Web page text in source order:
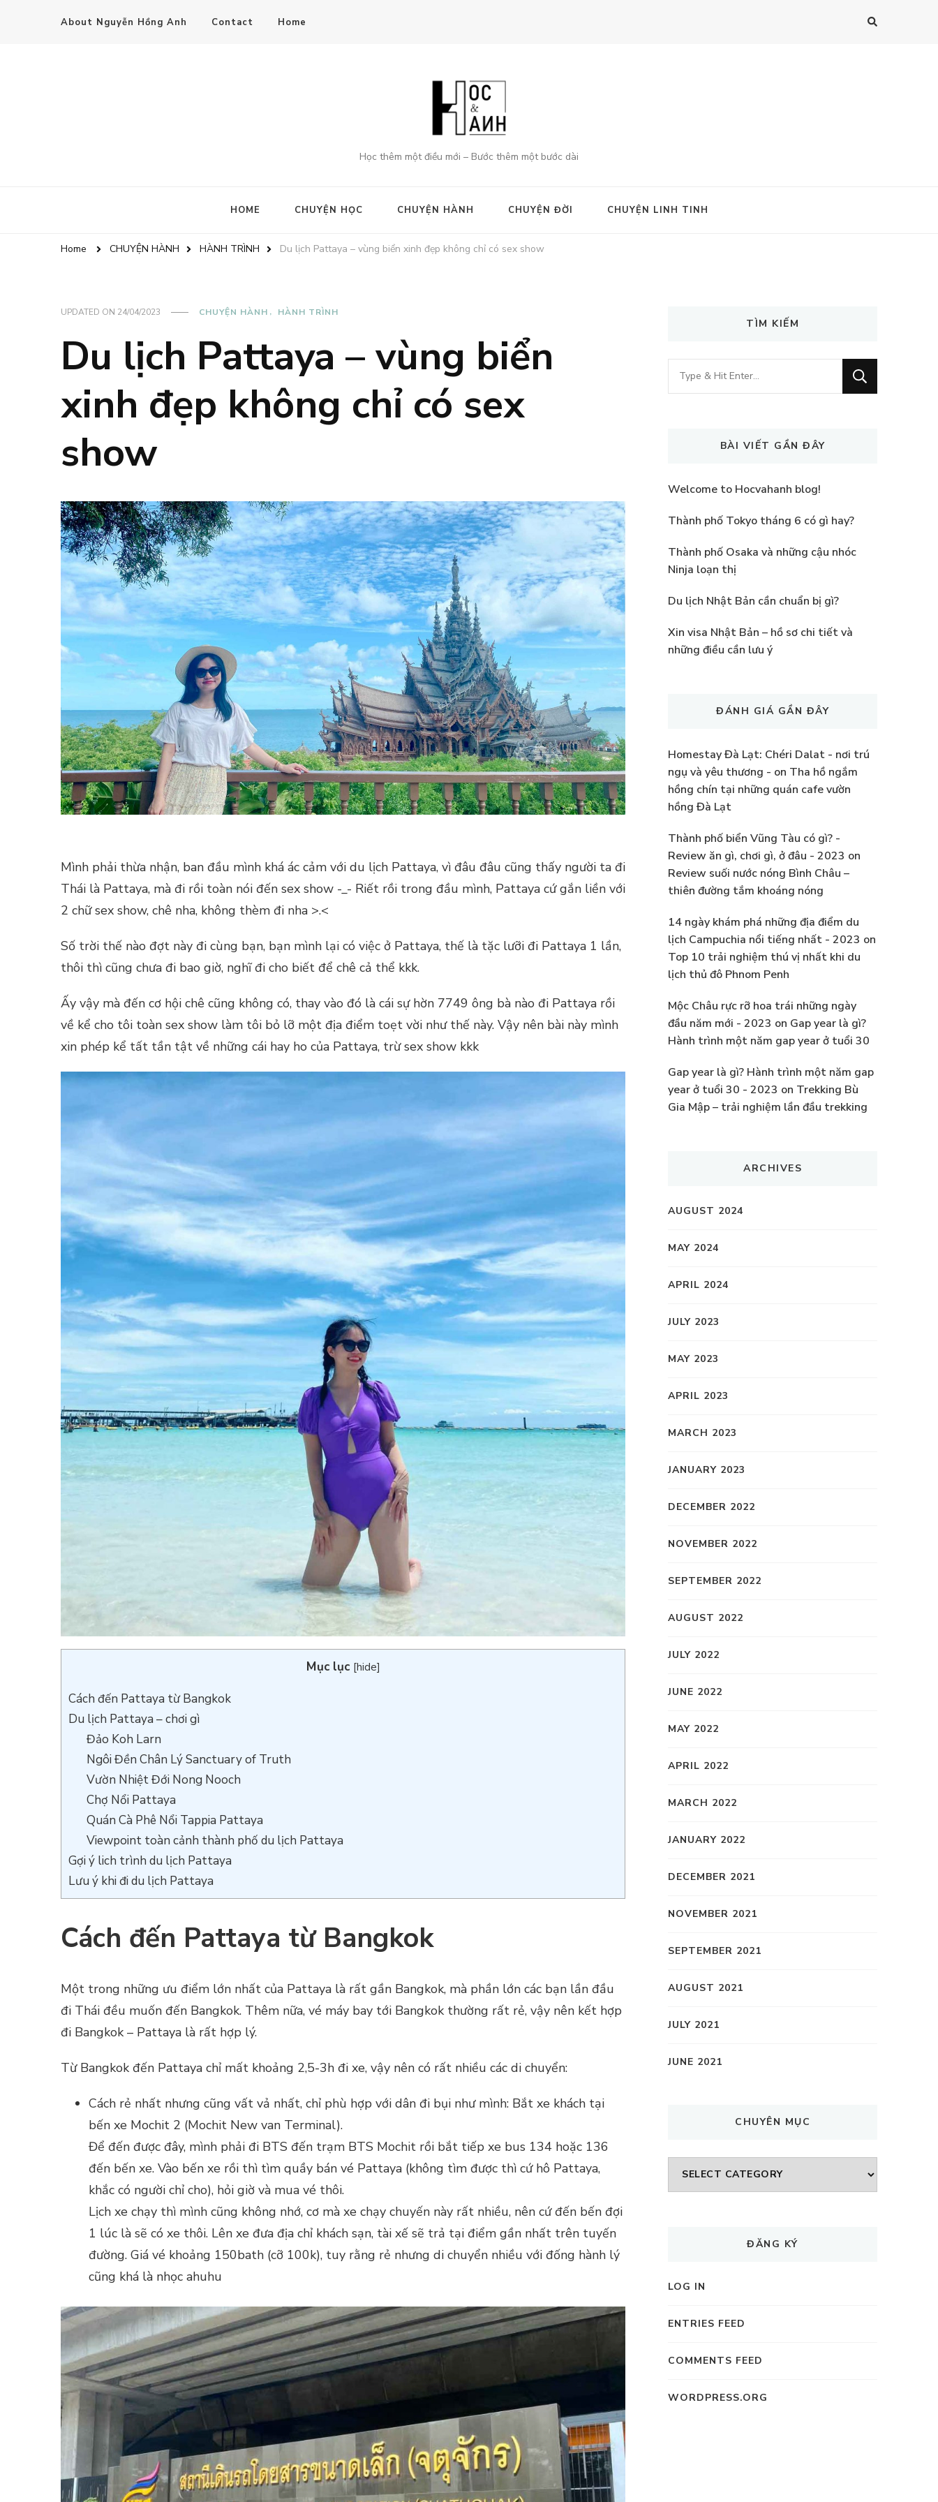
About Nguyễn Hồng Anh Contact Home
Học thêm một điều mới – Bước thêm một bước dài
HOME CHUYỆN HỌC CHUYỆN HÀNH CHUYỆN ĐỜI CHUYỆN LINH TINH
Home CHUYỆN HÀNH HÀNH TRÌNH Du lịch Pattaya – vùng biển xinh đẹp không chỉ có sex show
UPDATED ON 24/04/2023 CHUYỆN HÀNH HÀNH TRÌNH
Du lịch Pattaya – vùng biển
xinh đẹp không chỉ có sex
show
Mình phải thừa nhận, ban đầu mình khá ác cảm với du lịch Pattaya, vì đâu đâu cũng thấy người ta đi
Thái là Pattaya, mà đi rồi toàn nói đến sex show -_- Riết rồi trong đầu mình, Pattaya cứ gắn liền với
2 chữ sex show, chê nha, không thèm đi nha >.<
Số trời thế nào đợt này đi cùng bạn, bạn mình lại có việc ở Pattaya, thế là tặc lưỡi đi Pattaya 1 lần,
thôi thì cũng chưa đi bao giờ, nghĩ đi cho biết để chê cả thể kkk.
Ấy vậy mà đến cơ hội chê cũng không có, thay vào đó là cái sự hờn 7749 ông bà nào đi Pattaya rồi
về kể cho tôi toàn sex show làm tôi bỏ lỡ một địa điểm toẹt vời như thế này. Vậy nên bài này mình
xin phép kể tất tần tật về những cái hay ho của Pattaya, trừ sex show kkk
Mục lục [hide]
Cách đến Pattaya từ Bangkok
Du lịch Pattaya – chơi gì
Đảo Koh Larn
Ngôi Đền Chân Lý Sanctuary of Truth
Vườn Nhiệt Đới Nong Nooch
Chợ Nổi Pattaya
Quán Cà Phê Nổi Tappia Pattaya
Viewpoint toàn cảnh thành phố du lịch Pattaya
Gợi ý lich trình du lịch Pattaya
Lưu ý khi đi du lịch Pattaya
Cách đến Pattaya từ Bangkok
Một trong những ưu điểm lớn nhất của Pattaya là rất gần Bangkok, mà phần lớn các bạn lần đầu
đi Thái đều muốn đến Bangkok. Thêm nữa, vé máy bay tới Bangkok thường rất rẻ, vậy nên kết hợp
đi Bangkok – Pattaya là rất hợp lý.
Từ Bangkok đến Pattaya chỉ mất khoảng 2,5-3h đi xe, vậy nên có rất nhiều các di chuyển:
Cách rẻ nhất nhưng cũng vất vả nhất, chỉ phù hợp với dân đi bụi như mình: Bắt xe khách tại
bến xe Mochit 2 (Mochit New van Terminal).
Để đến được đây, mình phải đi BTS đến trạm BTS Mochit rồi bắt tiếp xe bus 134 hoặc 136
đến bến xe. Vào bến xe rồi thì tìm quầy bán vé Pattaya (không tìm được thì cứ hô Pattaya,
khắc có người chỉ cho), hỏi giờ và mua vé thôi.
Lịch xe chạy thì mình cũng không nhớ, cơ mà xe chạy chuyến này rất nhiều, nên cứ đến bến đợi
1 lúc là sẽ có xe thôi. Lên xe đưa địa chỉ khách sạn, tài xế sẽ trả tại điểm gần nhất trên tuyến
đường. Giá vé khoảng 150bath (cỡ 100k), tuy rằng rẻ nhưng di chuyển nhiều với đống hành lý
cũng khá là nhọc ahuhu
TÌM KIẾM
Looking
for
BÀI VIẾT GẦN ĐÂY
Welcome to Hocvahanh blog!
Thành phố Tokyo tháng 6 có gì hay?
Thành phố Osaka và những cậu nhóc
Ninja loạn thị
Du lịch Nhật Bản cần chuẩn bị gì?
Xin visa Nhật Bản – hồ sơ chi tiết và
những điều cần lưu ý
ĐÁNH GIÁ GẦN ĐÂY
Homestay Đà Lạt: Chéri Dalat - nơi trú
ngụ và yêu thương - on Tha hồ ngắm
hồng chín tại những quán cafe vườn
hồng Đà Lạt
Thành phố biển Vũng Tàu có gì? -
Review ăn gì, chơi gì, ở đâu - 2023 on
Review suối nước nóng Bình Châu –
thiên đường tắm khoáng nóng
14 ngày khám phá những địa điểm du
lịch Campuchia nổi tiếng nhất - 2023 on
Top 10 trải nghiệm thú vị nhất khi du
lịch thủ đô Phnom Penh
Mộc Châu rực rỡ hoa trái những ngày
đầu năm mới - 2023 on Gap year là gì?
Hành trình một năm gap year ở tuổi 30
Gap year là gì? Hành trình một năm gap
year ở tuổi 30 - 2023 on Trekking Bù
Gia Mập – trải nghiệm lần đầu trekking
ARCHIVES
AUGUST 2024
MAY 2024
APRIL 2024
JULY 2023
MAY 2023
APRIL 2023
MARCH 2023
JANUARY 2023
DECEMBER 2022
NOVEMBER 2022
SEPTEMBER 2022
AUGUST 2022
JULY 2022
JUNE 2022
MAY 2022
APRIL 2022
MARCH 2022
JANUARY 2022
DECEMBER 2021
NOVEMBER 2021
SEPTEMBER 2021
AUGUST 2021
JULY 2021
JUNE 2021
CHUYÊN MỤC
CHUYÊN
MỤC
ĐĂNG KÝ
LOG IN
ENTRIES FEED
COMMENTS FEED
WORDPRESS.ORG